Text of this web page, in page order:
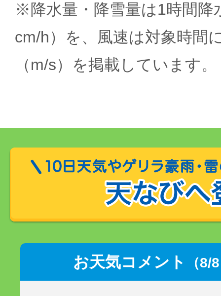
※降水量・降雪量は1時間降
cm/h）を、風速は対象時間
（m/s）を掲載しています。
お天気コメント （8/